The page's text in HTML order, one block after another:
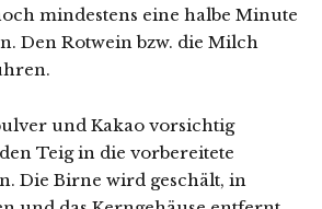
mindestens eine halbe Minute
Den Rotwein bzw. die Milch
und Kakao vorsichtig
Teig in die vorbereitete
Die Birne wird geschält, in